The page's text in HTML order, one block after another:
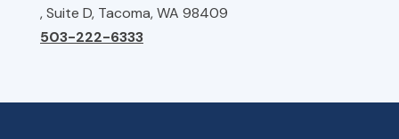
, Suite D, Tacoma, WA 98409
503-222-6333